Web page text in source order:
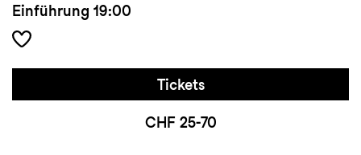
Einführung 19:00
Tickets
CHF 25-70